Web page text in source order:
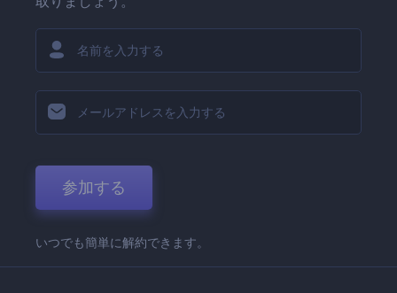
参加する
いつでも簡単に解約できます。